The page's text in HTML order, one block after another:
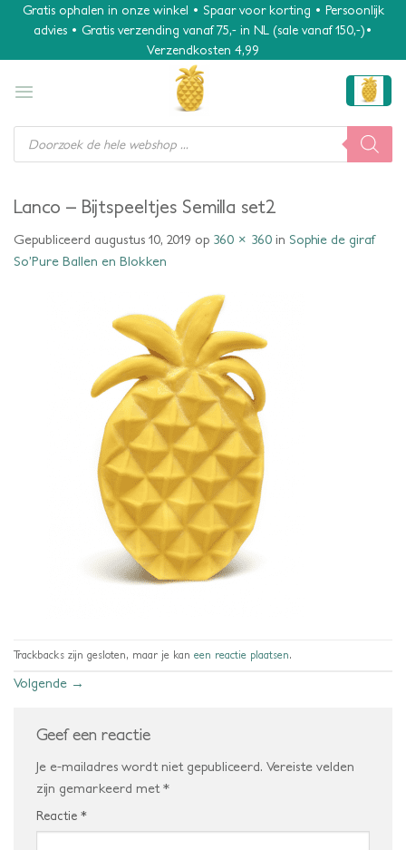
Gratis ophalen in onze winkel • Spaar voor korting • Persoonlijk
advies • Gratis verzending vanaf 75,- in NL (sale vanaf 150,-)•
Verzendkosten 4,99
Producten
zoeken
Lanco – Bijtspeeltjes Semilla set2
Gepubliceerd augustus 10, 2019 op 360 × 360 in Sophie de giraf
So’Pure Ballen en Blokken
Trackbacks zijn gesloten, maar je kan een reactie plaatsen.
Volgende →
Geef een reactie
Je e-mailadres wordt niet gepubliceerd. Vereiste velden
zijn gemarkeerd met *
Reactie *